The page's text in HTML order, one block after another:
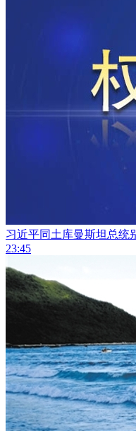
习近平同土库曼斯坦总统
23:45